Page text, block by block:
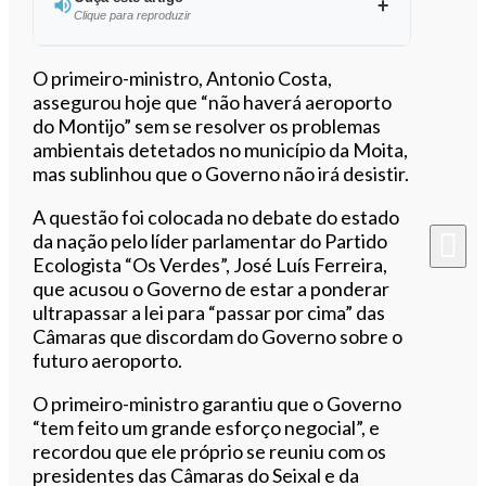
Clique para reproduzir
Ouvir este artigo
O primeiro-ministro, Antonio Costa,
assegurou hoje que “não haverá aeroporto
do Montijo” sem se resolver os problemas
ambientais detetados no município da Moita,
mas sublinhou que o Governo não irá desistir.
A questão foi colocada no debate do estado
da nação pelo líder parlamentar do Partido
Ecologista “Os Verdes”, José Luís Ferreira,
que acusou o Governo de estar a ponderar
ultrapassar a lei para “passar por cima” das
Câmaras que discordam do Governo sobre o
futuro aeroporto.
O primeiro-ministro garantiu que o Governo
“tem feito um grande esforço negocial”, e
recordou que ele próprio se reuniu com os
presidentes das Câmaras do Seixal e da